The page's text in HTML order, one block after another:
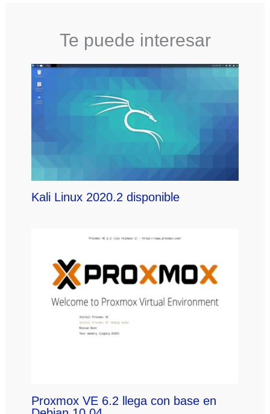
Te puede interesar
Kali Linux 2020.2 disponible
Proxmox VE 6.2 llega con base en